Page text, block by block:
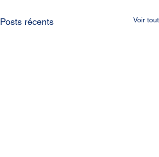
Posts récents Voir tout